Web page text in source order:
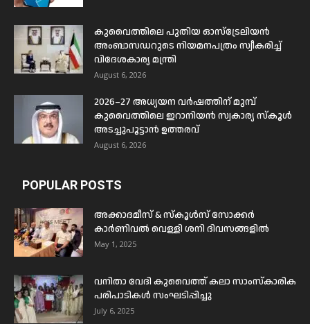
കുവൈത്തിലെ പുതിയ ഓസ്ട്രേലിയൻ
അംബാസഡറുടെ നിയമനപത്രം സ്വീകരിച്ച്
വിദേശകാര്യ മന്ത്രി
August 6, 2026
2026–27 അധ്യയന വർഷത്തിന് മുമ്പ്
കുവൈത്തിലെ ഇറാനിയൻ സ്വകാര്യ സ്കൂൾ
അടച്ചുപൂട്ടാൻ ഉത്തരവ്
August 6, 2026
POPULAR POSTS
അക്കാദമീസ് & സ്കൂൾസ് സോക്കർ
കാർണിവൽ വെള്ളി ശനി ദിവസങ്ങളിൽ
May 1, 2025
വനിതാ വേദി കുവൈത്ത് കലാ സാംസ്കാരിക
പരിപാടികൾ സംഘടിപ്പിച്ചു
July 6, 2025